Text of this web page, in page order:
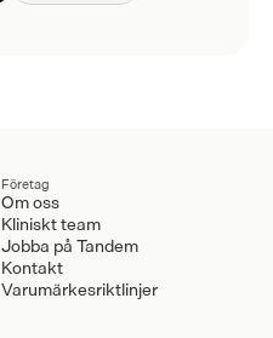
Företag
Om oss
Kliniskt team
Jobba på Tandem
Kontakt
Varumärkesriktlinjer